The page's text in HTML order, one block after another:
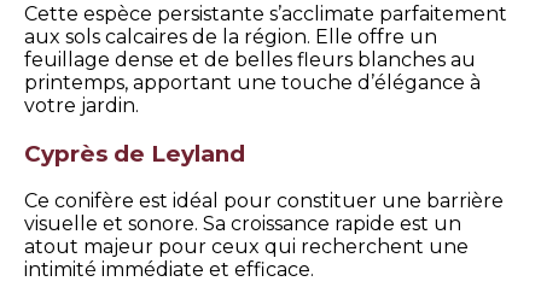
Cette espèce persistante s’acclimate parfaitement
aux sols calcaires de la région. Elle offre un
feuillage dense et de belles fleurs blanches au
printemps, apportant une touche d’élégance à
votre jardin.
Cyprès de Leyland
Ce conifère est idéal pour constituer une barrière
visuelle et sonore. Sa croissance rapide est un
atout majeur pour ceux qui recherchent une
intimité immédiate et efficace.